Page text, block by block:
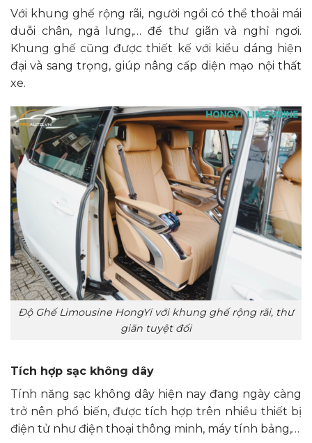
Với khung ghế rộng rãi, người ngồi có thể thoải mái
duỗi chân, ngả lưng,… để thư giãn và nghỉ ngơi.
Khung ghế cũng được thiết kế với kiểu dáng hiện
đại và sang trọng, giúp nâng cấp diện mạo nội thất
xe.
Độ Ghế Limousine HongYi với khung ghế rộng rãi, thư
giãn tuyệt đối
Tích hợp sạc không dây
Tính năng sạc không dây hiện nay đang ngày càng
trở nên phổ biến, được tích hợp trên nhiều thiết bị
điện tử như điện thoại thông minh, máy tính bảng,…